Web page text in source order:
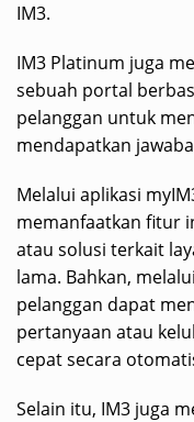
IM3.
IM3 Platinum juga
sebuah portal
pelanggan untuk
mendapatkan
Melalui aplikasi
memanfaatkan fitur
atau solusi terkait
lama. Bahkan,
pelanggan dapat
pertanyaan atau
cepat secara
Selain itu, IM3 juga